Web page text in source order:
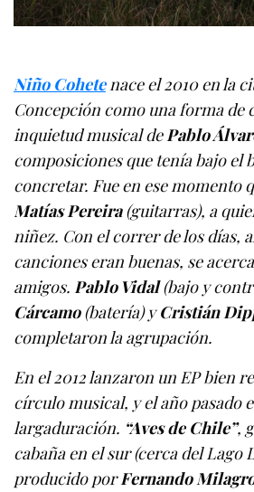
Niño Cohetenace el 2010 en la
Concepción como una forma de
inquietud musical dePablo
composiciones que tenía bajo el
concretar. Fue en ese momento
Matías Pereira(guitarras), a
niñez. Con el correr de los días,
canciones eran buenas, se
amigos.Pablo Vidal(bajo y
Cárcamo(batería) yCristián
completaron la agrupación.
En el 2012 lanzaron un EP bien
círculo musical, y el año pasado
largaduración. “Aves de Chile”,
cabaña en el sur (cerca del Lago
producido porFernando